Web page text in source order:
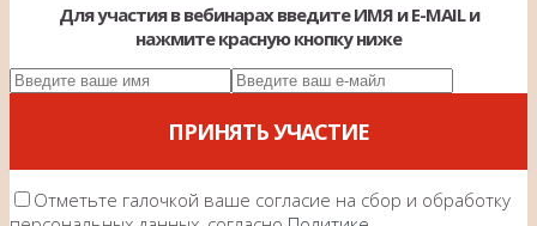
Для участия в вебинарах введите ИМЯ и E-MAIL и
нажмите красную кнопку ниже
ПРИНЯТЬ УЧАСТИЕ
Отметьте галочкой ваше согласие на сбор и обработку